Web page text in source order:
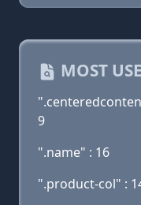
MOST
9
".name" : 16
".product-col" :